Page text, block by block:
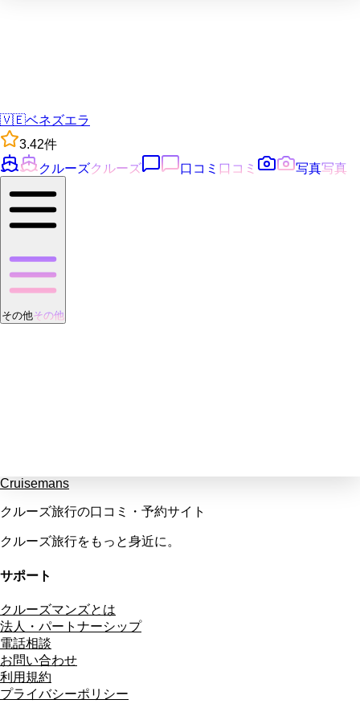
🇻🇪ベネズエラ
3.42件
クルーズクルーズ 口コミ 口コミ 写真写真
その他その他
Cruisemans
クルーズ旅行の口コミ・予約サイト
クルーズ旅行をもっと身近に。
サポート
クルーズマンズとは
法人・パートナーシップ
電話相談
お問い合わせ
利用規約
プライバシーポリシー